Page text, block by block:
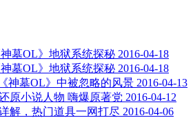
墓OL》地狱系统探秘 2016-04-18
墓OL》地狱系统探秘 2016-04-18
神墓OL》中被忽略的风景 2016-04-13
原小说人物 嗨爆原著党 2016-04-12
解，热门道具一网打尽 2016-04-06